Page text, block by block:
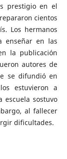
prestigio en el
cientos
Los hermanos
enseñar en las
la publicación
autores de
se difundió en
estuvieron a
escuela sostuvo
al fallecer
dificultades.